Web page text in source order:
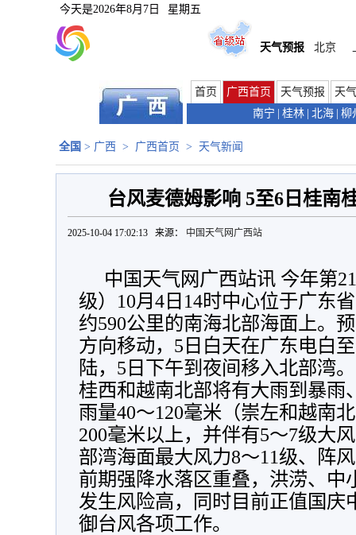
今天是2026年8月7日 星期五
天气预报 北京
首页 广西首页 天气预报
天
南宁
桂林 北海 柳
全国 > 广西 > 广西首页 > 天气新闻
台风麦德姆影响 5至6日桂南
2025-10-04 17:02:13 来源： 中国天气网广西站
中国天气网广西站讯 今年第
级）10月4日14时中心位于广东
约590公里的南海北部海面上。
方向移动，5日白天在广东电白
陆，5日下午到夜间移入北部湾
桂西和越南北部将有大雨到暴雨
雨量40～120毫米（崇左和越南
200毫米以上，并伴有5～7级大
部湾海面最大风力8～11级、阵
前期强降水落区重叠，洪涝、中
发生风险高，同时目前正值国庆
御台风各项工作。